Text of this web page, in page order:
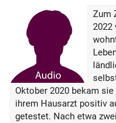
Zum
2022
Oktober 2020 bekam
ihrem Hausarzt positiv
getestet. Nach etwa